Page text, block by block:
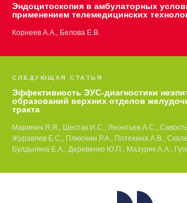
Эндоцитоскопия в амбулаторных
применением телемедицинских
Корнеев А.А., Белова Е.В.
СЛЕДУЮЩАЯ СТАТЬЯ
Эффективность ЭУС-диагностики
образований верхних отделов
тракта
Маринич Я.Я., Шестак И.С., Леонтьев А.С.,
Журавлев Е.С., Плюснин Р.А., Потехина А.В.,
Булдыгина Е.А., Деревенко Ю.П., Мазурик А.А.,